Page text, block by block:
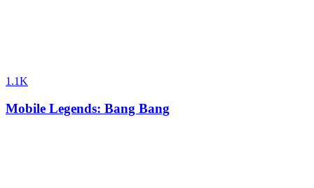
1.1K
Mobile Legends: Bang Bang